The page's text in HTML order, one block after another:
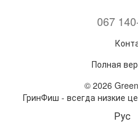
067
Полная
© 2026
ГринФиш - всегда низкие
Рус